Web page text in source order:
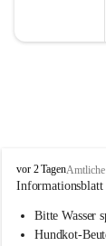
B
u
h
vor 2 Tagen
Informationsblatt
Bitte Wasser
Hundkot-